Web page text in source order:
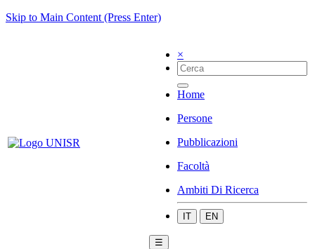
Skip to Main Content (Press Enter)
×
Home
Persone
Pubblicazioni
Facoltà
Ambiti Di Ricerca
IT EN
☰